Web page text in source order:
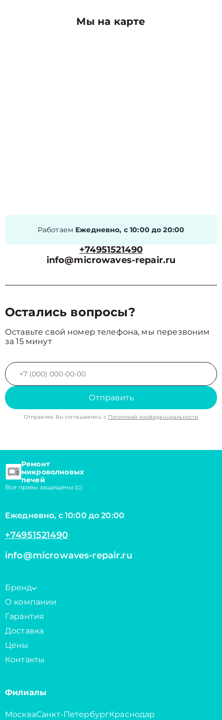
Мы на карте
Работаем Ежедневно, с 10:00 до 20:00
+74951521490
info@microwaves-repair.ru
Остались вопросы?
Оставьте свой номер телефона, мы перезвоним
за 15 минут
Отправить
Отправляя, Вы соглашаетесь с Политикой конфиденциальности
Ремонт
микроволновых
печей
Все правы защищены (с)
Ежедневно, с 10:00 до 20:00
+74951521490
info@microwaves-repair.ru
Бренд
О компании
Гарантия
Доставка
Цены
Контакты
Филиалы
МоскваСанкт-ПетербургКраснодар